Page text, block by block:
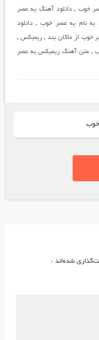
خوب , دانلود آهنگ یه عصر
به نام یه عصر خوب ,دانلود
خوب از ماکان بند,ریمیکس ,
,متن آهنگ ریمیکس یه عصر
خوب
شده‌اند *